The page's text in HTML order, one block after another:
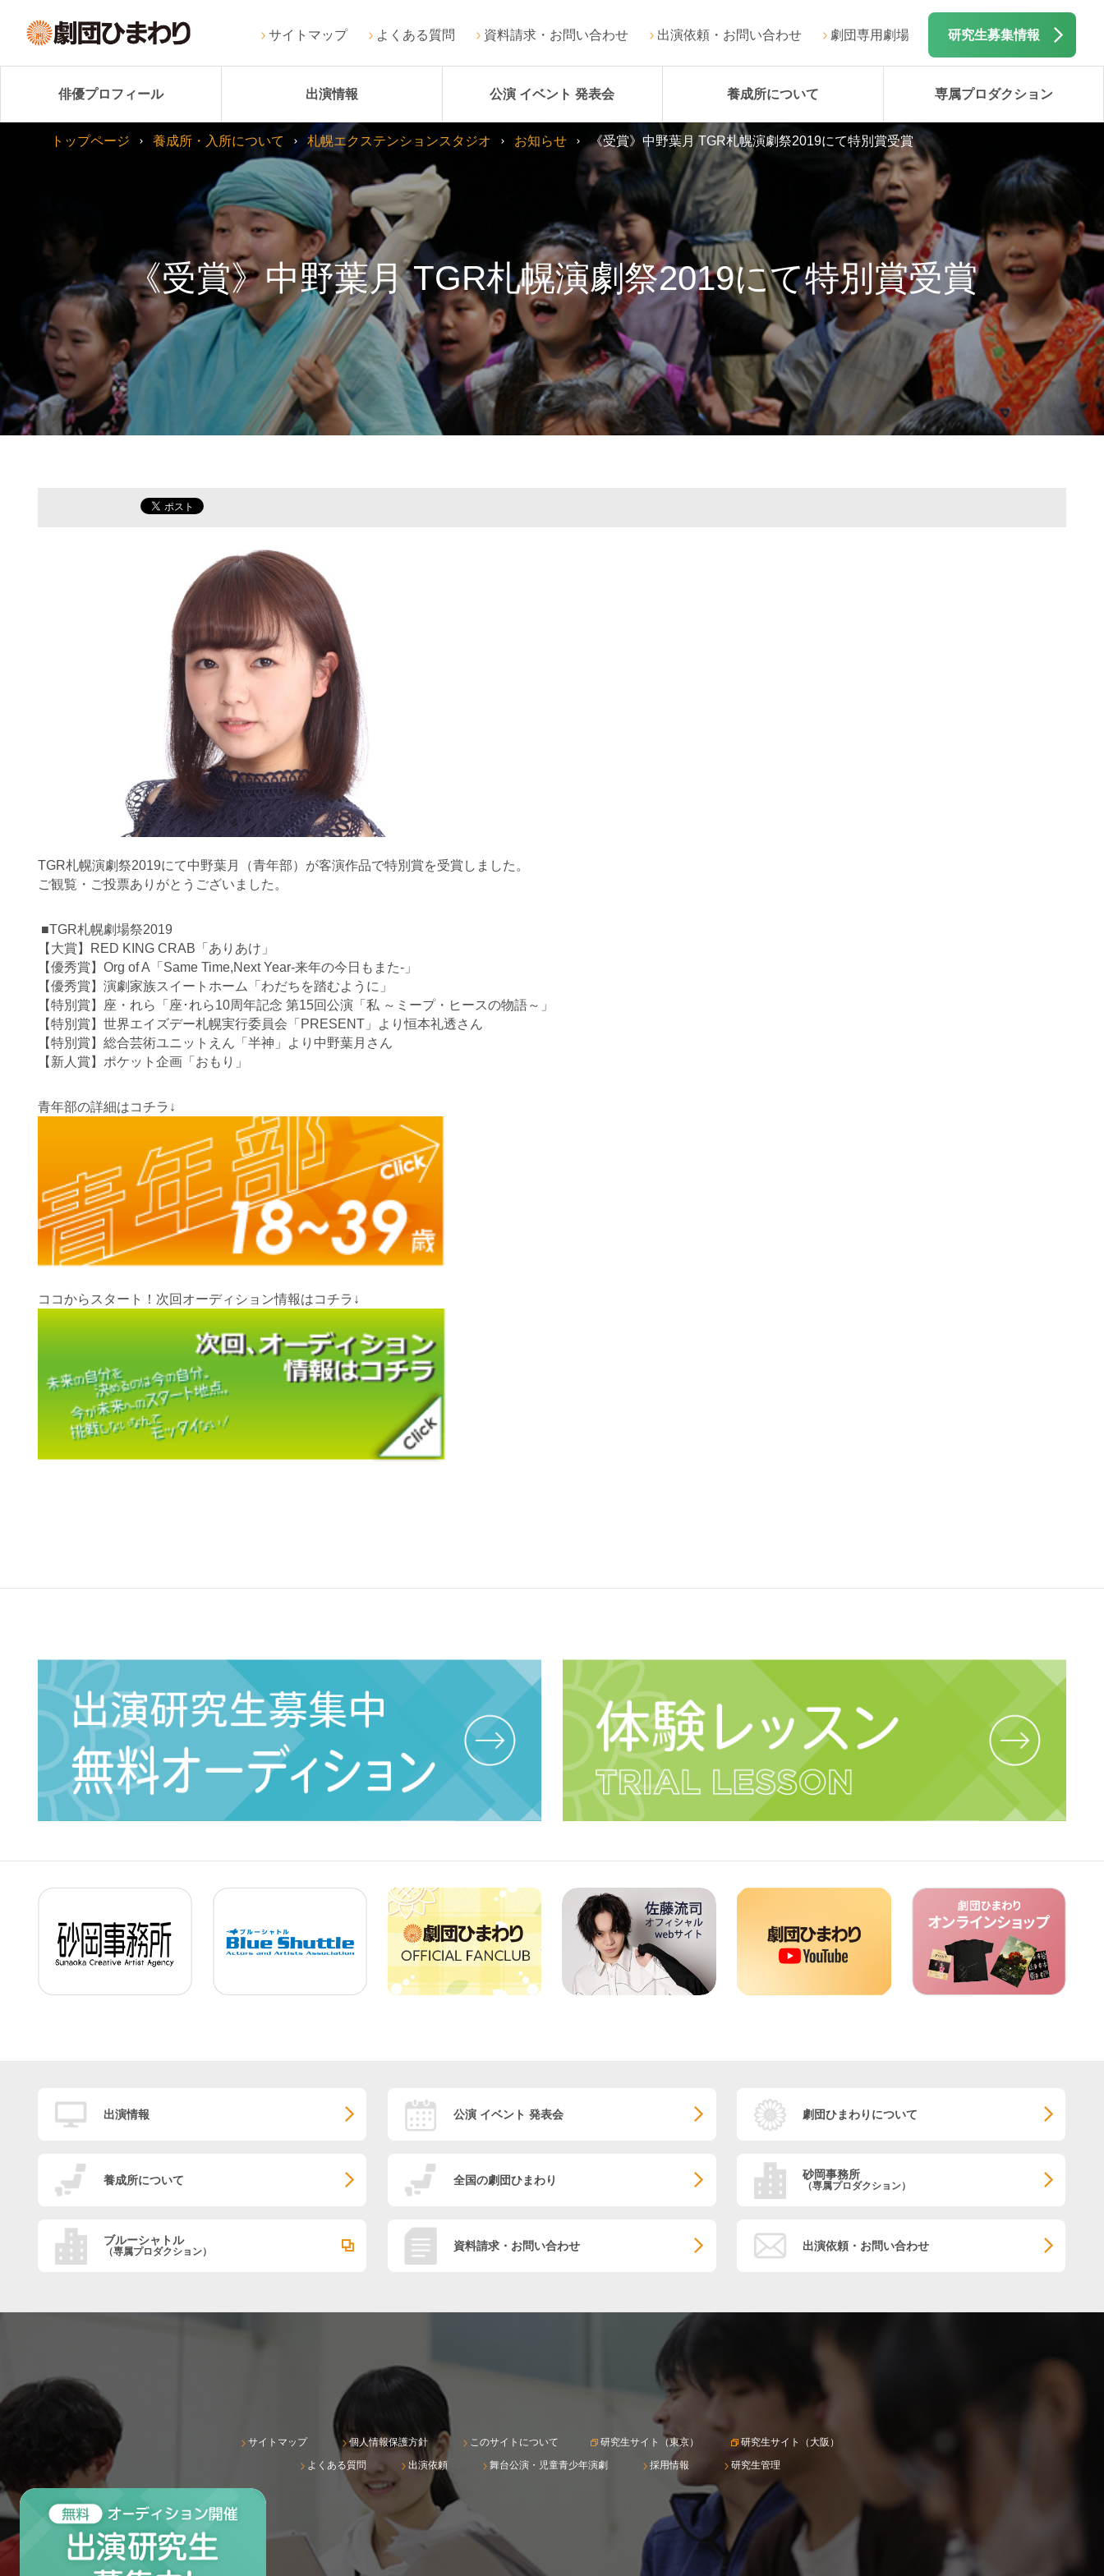
サイトマップ よくある質問 資料請求・お問い合わせ 出演依頼・お問い合わせ 劇団専用劇場 研究生募集情報
俳優プロフィール 出演情報 公演 イベント 発表会 養成所について 専属プロダクション
《受賞》中野葉月 TGR札幌演劇祭2019にて特別賞受賞
トップページ 養成所・入所について 札幌エクステンションスタジオ お知らせ 《受賞》中野葉月 TGR札幌演劇祭2019にて特別賞受賞
TGR札幌演劇祭2019にて中野葉月（青年部）が客演作品で特別賞を受賞しました。
ご観覧・ご投票ありがとうございました。
■TGR札幌劇場祭2019
【大賞】RED KING CRAB「ありあけ」
【優秀賞】Org of A「Same Time,Next Year-来年の今日もまた-」
【優秀賞】演劇家族スイートホーム「わだちを踏むように」
【特別賞】座・れら「座･れら10周年記念 第15回公演「私 ～ミープ・ヒースの物語～」
【特別賞】世界エイズデー札幌実行委員会「PRESENT」より恒本礼透さん
【特別賞】総合芸術ユニットえん「半神」より中野葉月さん
【新人賞】ポケット企画「おもり」
青年部の詳細はコチラ↓
ココからスタート！次回オーディション情報はコチラ↓
出演情報 公演 イベント 発表会 劇団ひまわりについて
養成所について 全国の劇団ひまわり 砂岡事務所
（専属プロダクション）
ブルーシャトル
（専属プロダクション） 資料請求・お問い合わせ 出演依頼・お問い合わせ
サイトマップ 個人情報保護方針 このサイトについて 研究生サイト（東京）
研究生サイト（大阪）
よくある質問
出演依頼 舞台公演・児童青少年演劇 採用情報 研究生管理